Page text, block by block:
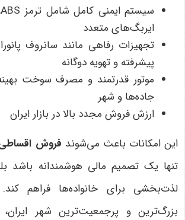
سیستم ایمنی کامل شامل ترمز
ایربگ‌های متعدد
تجهیزات رفاهی مانند سانروف
پیشرفته و تهویه دوگانه
موتور قدرتمند و مصرف سوخت
جاده‌ها و شهر
ارزش فروش مجدد بالا در بازار ایران
این امکانات باعث می‌شوند فروش
تنها یک تصمیم مالی هوشمندانه باشد
لذت‌بخشی برای خانواده‌ها فراهم کند.
بزرگ‌ترین و پرجمعیت‌ترین شهر ایران،